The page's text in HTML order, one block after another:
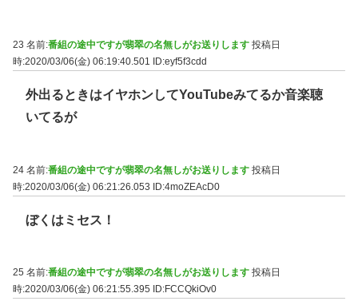
23 名前:番組の途中ですが翡翠の名無しがお送りします 投稿日
時:2020/03/06(金) 06:19:40.501
ID:eyf5f3cdd
外出るときはイヤホンしてYouTubeみてるか音楽聴
いてるが
24 名前:番組の途中ですが翡翠の名無しがお送りします 投稿日
時:2020/03/06(金) 06:21:26.053 ID:4moZEAcD0
ぼくはミセス！
25 名前:番組の途中ですが翡翠の名無しがお送りします 投稿日
時:2020/03/06(金) 06:21:55.395
ID:FCCQkiOv0